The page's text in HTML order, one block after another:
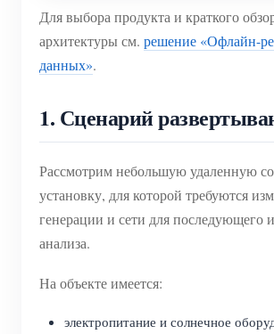
Для выбора продукта и краткого
архитектуры см. решение «Офлайн-
данных».
1. Сценарий
Рассмотрим небольшую удаленную
установку, для которой требуются
генерации и сети для последующего
анализа.
На объекте имеется:
электропитание и солнечное